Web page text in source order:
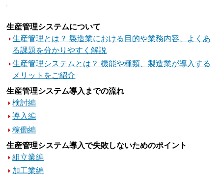
生産管理システムについて
生産管理とは？ 製造業における目的や業務内容、よくあ
る課題を分かりやすく解説
生産管理システムとは？ 機能や種類、製造業が導入する
メリットをご紹介
生産管理システム導入までの流れ
検討編
導入編
稼働編
生産管理システム導入で失敗しないためのポイント
組立業編
加工業編